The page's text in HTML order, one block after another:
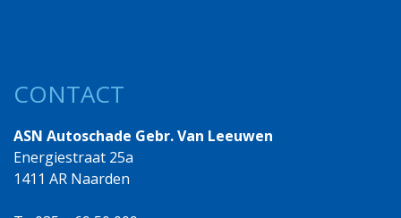
CONTACT
ASN Autoschade Gebr. Van Leeuwen
Energiestraat 25a
1411 AR Naarden